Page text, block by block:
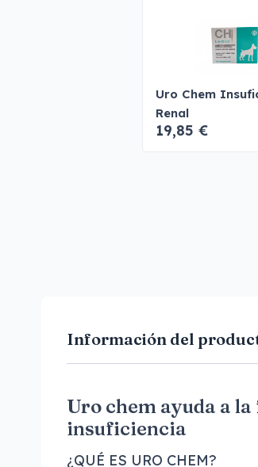
Uro Chem
Renal
19,85 €
Información del
Uro chem ayuda a
insuficiencia
¿QUÉ ES URO CHEM?